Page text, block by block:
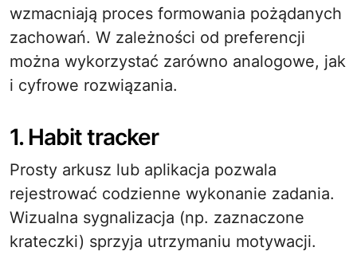
wzmacniają proces formowania pożądanych
zachowań. W zależności od preferencji
można wykorzystać zarówno analogowe, jak
i cyfrowe rozwiązania.
1. Habit tracker
Prosty arkusz lub aplikacja pozwala
rejestrować codzienne wykonanie zadania.
Wizualna sygnalizacja (np. zaznaczone
krateczki) sprzyja utrzymaniu motywacji.